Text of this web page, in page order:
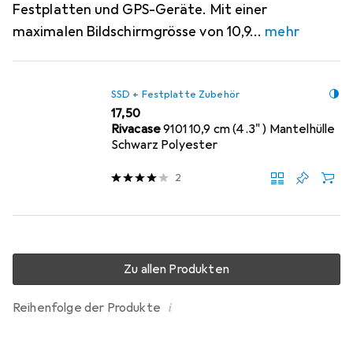
Festplatten und GPS-Geräte. Mit einer
maximalen Bildschirmgrösse von 10,9
mehr
SSD + Festplatte Zubehör
EUR
17,50
Rivacase9101 10,9 cm (4.3" ) Mantelhülle
Schwarz Polyester
2
Reihenfolge der Produkte i
Zu allen Produkten